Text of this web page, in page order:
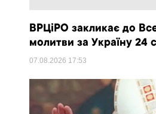
ВРЦіРО закликає до
молитви за Україну 24
07.08.2026 17:53